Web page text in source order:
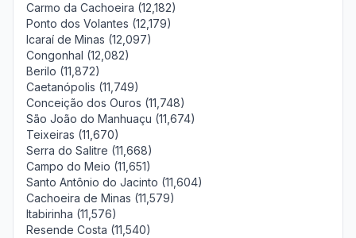
Carmo da Cachoeira (12,182)
Ponto dos Volantes (12,179)
Icaraí de Minas (12,097)
Congonhal (12,082)
Berilo (11,872)
Caetanópolis (11,749)
Conceição dos Ouros (11,748)
São João do Manhuaçu (11,674)
Teixeiras (11,670)
Serra do Salitre (11,668)
Campo do Meio (11,651)
Santo Antônio do Jacinto (11,604)
Cachoeira de Minas (11,579)
Itabirinha (11,576)
Resende Costa (11,540)